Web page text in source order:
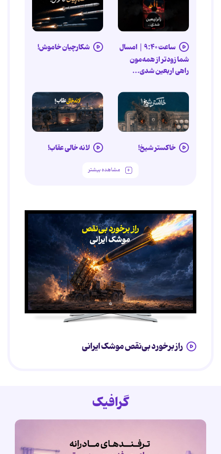
ساعت ۹:۴۰ |‌ امسال
شما زودتر از همه‌مون
راهی اربعین شدی...
شکارچیان خاموش!
خاکستر شیخ! لانه خالی عقاب!
مشاهده بیشتر
راز برخورد بی‌نقص موشک ایرانی
گرافیک